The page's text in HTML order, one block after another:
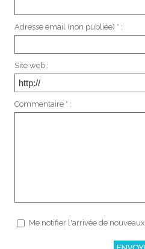
Adresse email (non publiée) * :
Site web :
Commentaire * :
Me notifier l'arrivée de